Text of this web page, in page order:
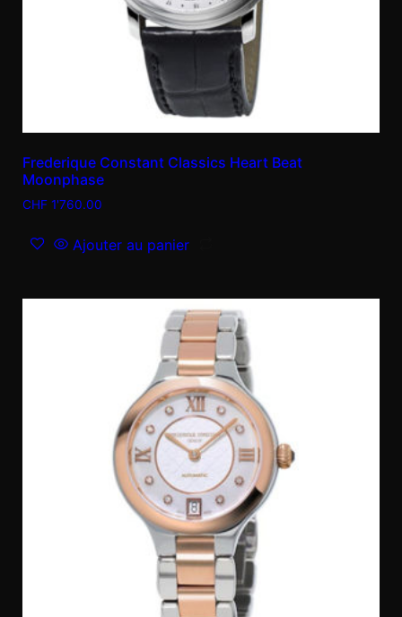
Frederique Constant Classics Heart Beat
Moonphase
CHF 1'760.00
Ajouter au panier